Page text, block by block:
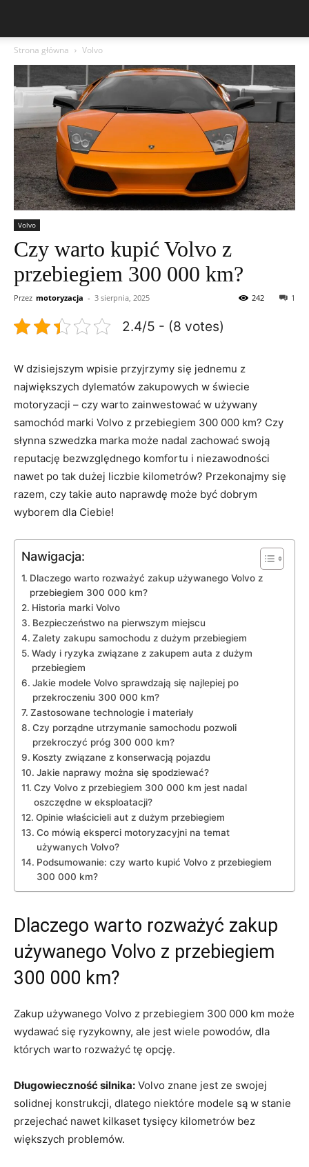
Strona główna Volvo
Volvo
Czy warto kupić Volvo z
przebiegiem 300 000 km?
Przez motoryzacja - 3 sierpnia, 2025 1
242
2.4/5 - (8 votes)
W dzisiejszym wpisie⁣ przyjrzymy się ⁣jednemu z
największych dylematów zakupowych ⁢w świecie
motoryzacji – czy ‌warto zainwestować w używany
‍samochód marki Volvo​ z przebiegiem 300 000 ‌km? Czy
‍słynna szwedzka marka może nadal zachować swoją
reputację bezwzględnego komfortu i​ niezawodności
‌nawet po tak ​dużej liczbie kilometrów?⁢ Przekonajmy się
razem, czy ‌takie⁣ auto naprawdę może być dobrym
wyborem dla Ciebie!
Nawigacja:
Dlaczego warto rozważyć‍ zakup⁤ używanego Volvo z
przebiegiem 300 000 km?
Historia marki Volvo
Bezpieczeństwo na‌ pierwszym miejscu
Zalety zakupu samochodu z dużym przebiegiem
Wady i ⁤ryzyka ‍związane z zakupem auta​ z‌ dużym
przebiegiem
Jakie modele​ Volvo sprawdzają ⁢się najlepiej ​po
przekroczeniu 300 000 km?
Zastosowane technologie ⁤i materiały
Czy porządne utrzymanie samochodu pozwoli
przekroczyć ‌próg 300 000 ‍km?
Koszty związane z konserwacją pojazdu
Jakie ‌naprawy można się spodziewać?
Czy Volvo z⁤ przebiegiem 300 000 km jest nadal
oszczędne w ​eksploatacji?
Opinie właścicieli aut z dużym przebiegiem
Co mówią eksperci​ motoryzacyjni⁤ na​ temat
używanych Volvo?
Podsumowanie: czy warto ⁣kupić Volvo z przebiegiem
⁢300 000 km?
Dlaczego warto rozważyć‍ zakup⁤
używanego Volvo z przebiegiem
300 000 km?
Zakup używanego Volvo z przebiegiem 300 000 km może
wydawać⁢ się ⁤ryzykowny, ⁢ale jest wiele‍ powodów, ‌dla
których warto rozważyć tę⁤ opcję.
Długowieczność ​silnika: Volvo znane jest‍ ze swojej
solidnej ⁣konstrukcji, dlatego niektóre ‌modele są w stanie
przejechać nawet kilkaset tysięcy kilometrów bez‍
większych problemów.